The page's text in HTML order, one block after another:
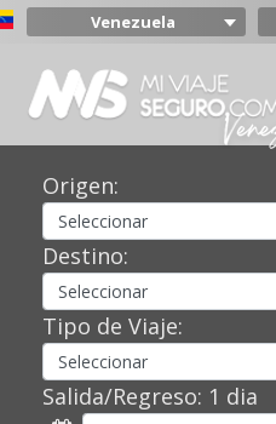
Venezuela
Colombia
Mexico
Peru
Origen:
Destino:
Tipo de Viaje:
Salida/Regreso: 1 dia